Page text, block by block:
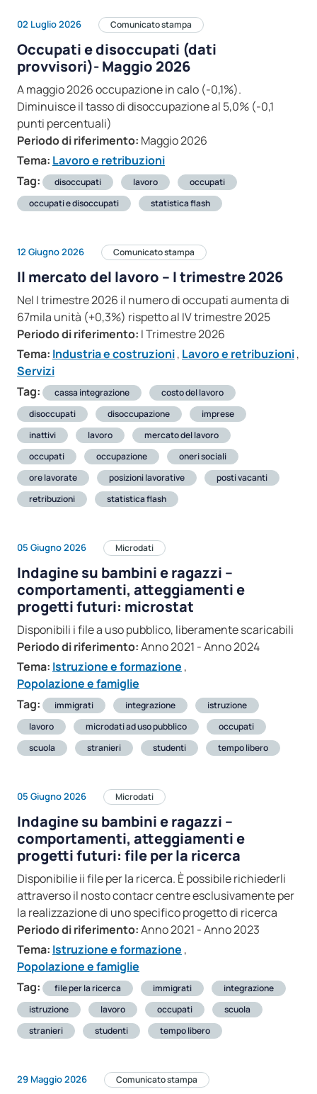
02 Luglio 2026 Comunicato stampa
Occupati e disoccupati (dati
provvisori)- Maggio 2026
A maggio 2026 occupazione in calo (-0,1%).
Diminuisce il tasso di disoccupazione al 5,0% (-0,1
punti percentuali)
Periodo di riferimento: Maggio 2026
Tema: Lavoro e retribuzioni
Tag:
disoccupati lavoro
occupati
occupati e disoccupati
statistica flash
12 Giugno 2026 Comunicato stampa
Il mercato del lavoro – I trimestre 2026
Nel I trimestre 2026 il numero di occupati aumenta di
67mila unità (+0,3%) rispetto al IV trimestre 2025
Periodo di riferimento: I Trimestre 2026
Tema: Industria e costruzioni, Lavoro e retribuzioni,
Servizi
Tag:
cassa integrazione
costo del lavoro
disoccupati
disoccupazione
imprese
inattivi
lavoro
mercato del lavoro
occupati
occupazione
oneri sociali
ore lavorate
posizioni lavorative
posti vacanti
retribuzioni
statistica flash
05 Giugno 2026 Microdati
Indagine su bambini e ragazzi –
comportamenti, atteggiamenti e
progetti futuri: microstat
Disponibili i file a uso pubblico, liberamente scaricabili
Periodo di riferimento:Anno 2021 - Anno 2024
Tema: Istruzione e formazione ,
Popolazione e famiglie
Tag:
immigrati integrazione
istruzione
lavoro
microdati ad uso pubblico
occupati
scuola
stranieri studenti tempo libero
05 Giugno 2026 Microdati
Indagine su bambini e ragazzi –
comportamenti, atteggiamenti e
progetti futuri: file per la ricerca
Disponibilie ii file per la ricerca. È possibile richiederli
attraverso il nosto contacr centre esclusivamente per
la realizzazione di uno specifico progetto di ricerca
Periodo di riferimento:Anno 2021 - Anno 2023
Tema: Istruzione e formazione ,
Popolazione e famiglie
Tag:
file per la ricerca immigrati
integrazione
istruzione
lavoro occupati
scuola
stranieri
studenti tempo libero
29 Maggio 2026 Comunicato stampa